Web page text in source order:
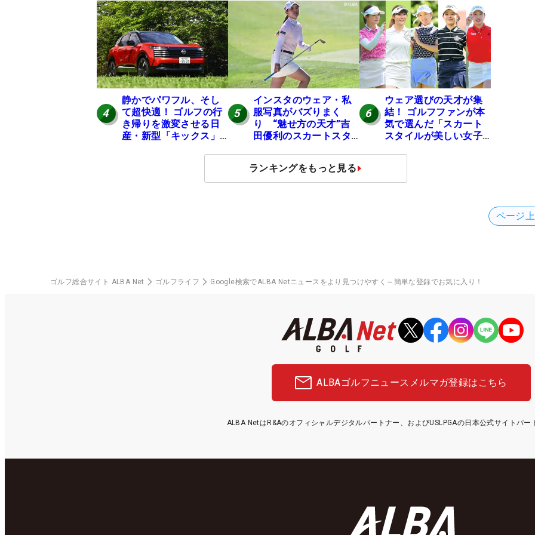
ンが選ぶ神10】
は？
ドできます
4
静かでパワフル、そし
て超快適！ ゴルフの行
き帰りを激変させる日
産・新型「キックス」
5
インスタのウェア・私
服写真がバズりまく
り “魅せ方の天才”吉
田優利のスカートスタ
6
ウェア選びの天才が集
結！ ゴルフファンが本
気で選んだ「スカート
スタイルが美しい女子
ランキングをもっと見る
ページ
ゴルフ総合サイト ALBA Net ゴルフライフ Google検索でALBA Netニュースをより見つけやすく～簡単な登録でお気に入り！
ALBAゴルフニュース メルマガ登録はこちら
ALBA NetはR&Aのオフィシャルデジタルパートナー、およびUSLPGAの日本公式サイトパー